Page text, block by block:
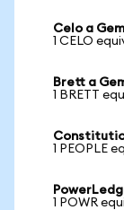
Celo a
1 CELO
Brett a
1 BRETT
1 PEOPLE
1 POWR